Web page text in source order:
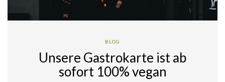
BLOG
Unsere Gastrokarte ist ab
sofort 100% vegan